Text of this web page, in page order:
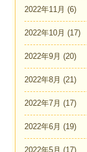
2022年11月 (6)
2022年10月 (17)
2022年9月 (20)
2022年8月 (21)
2022年7月 (17)
2022年6月 (19)
2022年5月 (17)